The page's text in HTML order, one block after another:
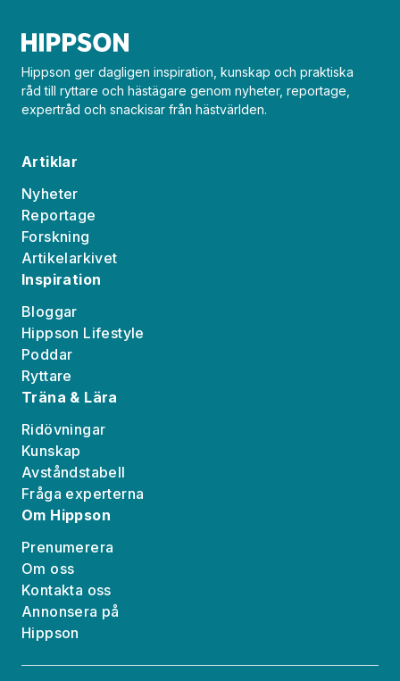
Hippson ger dagligen inspiration, kunskap och praktiska
råd till ryttare och hästägare genom nyheter, reportage,
expertråd och snackisar från hästvärlden.
Artiklar
Nyheter
Reportage
Forskning
Artikelarkivet
Inspiration
Bloggar
Hippson Lifestyle
Poddar
Ryttare
Träna & Lära
Ridövningar
Kunskap
Avståndstabell
Fråga experterna
Om Hippson
Prenumerera
Om oss
Kontakta oss
Annonsera på
Hippson